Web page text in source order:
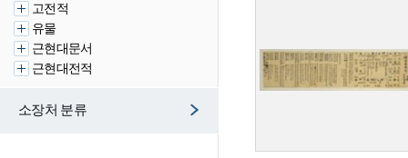
고전적
유물
근현대문서
근현대전적
소장처 분류